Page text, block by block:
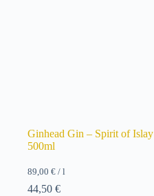
Ginhead Gin – Spirit of
500ml
89,00 € / l
44,50 €